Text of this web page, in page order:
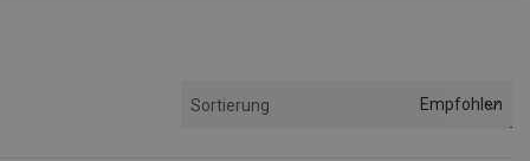
Sortierung Empfohlen